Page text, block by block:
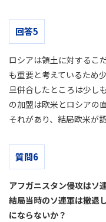
回答5
ロシアは領土に対するこ
も重要と考えているため
旦併合したところは少し
の加盟は欧米とロシアの
それがあり、結局欧米が
質問6
アフガニスタン侵攻はソ
結局当時のソ連軍は撤退
にならないか？